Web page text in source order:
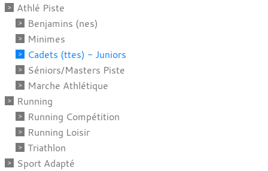
Athlé Piste
Benjamins (nes)
Minimes
Cadets (ttes) - Juniors
Séniors/Masters Piste
Marche Athlétique
Running
Running Compétition
Running Loisir
Triathlon
Sport Adapté